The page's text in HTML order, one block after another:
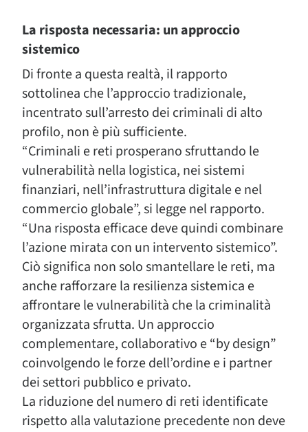
La risposta necessaria: un approccio
sistemico
Di fronte a questa realtà, il rapporto
sottolinea che l’approccio tradizionale,
incentrato sull’arresto dei criminali di alto
profilo, non è più sufficiente.
“Criminali e reti prosperano sfruttando le
vulnerabilità nella logistica, nei sistemi
finanziari, nell’infrastruttura digitale e nel
commercio globale”, si legge nel rapporto.
“Una risposta efficace deve quindi combinare
l’azione mirata con un intervento sistemico”.
Ciò significa non solo smantellare le reti, ma
anche rafforzare la resilienza sistemica e
affrontare le vulnerabilità che la criminalità
organizzata sfrutta. Un approccio
complementare, collaborativo e “by design”
coinvolgendo le forze dell’ordine e i partner
dei settori pubblico e privato.
La riduzione del numero di reti identificate
rispetto alla valutazione precedente non deve